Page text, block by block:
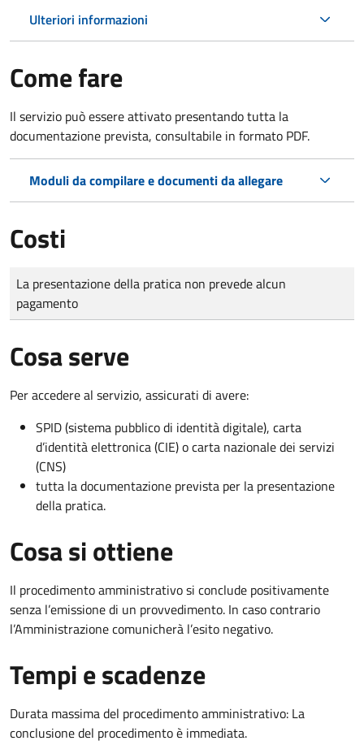
Ulteriori informazioni
Come fare
Il servizio può essere attivato presentando tutta la
documentazione prevista, consultabile in formato PDF.
Moduli da compilare e documenti da allegare
Costi
Tipo di pagamento
Importo
La presentazione della pratica non prevede alcun
pagamento
Cosa serve
Per accedere al servizio, assicurati di avere:
SPID (sistema pubblico di identità digitale), carta
d’identità elettronica (CIE) o carta nazionale dei servizi
(CNS)
tutta la documentazione prevista per la presentazione
della pratica.
Cosa si ottiene
Il procedimento amministrativo si conclude positivamente
senza l’emissione di un provvedimento. In caso contrario
l’Amministrazione comunicherà l’esito negativo.
Tempi e scadenze
Durata massima del procedimento amministrativo: La
conclusione del procedimento è immediata.